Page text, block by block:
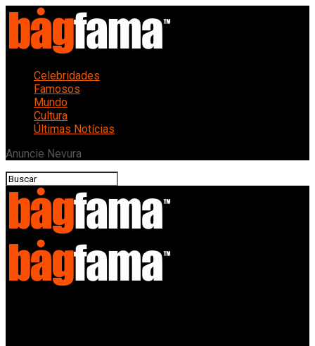
Celebridades
Famosos
Mundo
Cultura
Últimas Notícias
Anuncie Nevura